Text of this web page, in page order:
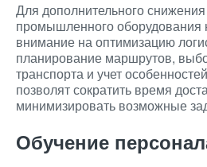
Для дополнительного
промышленного оборудования
внимание на оптимизацию
планирование маршрутов,
транспорта и учет
позволят сократить время
минимизировать возможные
Обучение